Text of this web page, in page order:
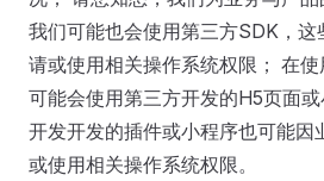
我们可能也会使用第三方SDK，这
请或使用相关操作系统权限； 在
可能会使用第三方开发的H5页面
开发开发的插件或小程序也可能因
或使用相关操作系统权限。